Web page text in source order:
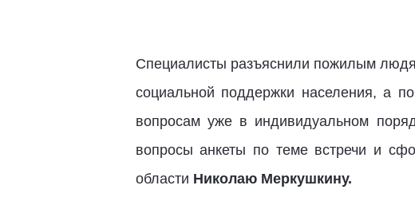
Специалисты разъяснили пожилым
социальной поддержки населения, а
вопросам уже в индивидуальном
вопросы анкеты по теме встречи и
области Николаю Меркушкину.